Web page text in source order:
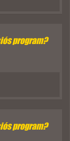
program?
program?